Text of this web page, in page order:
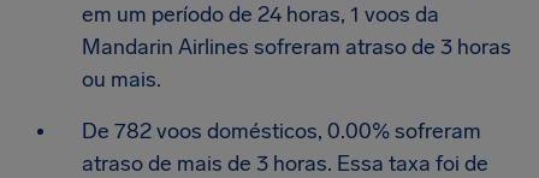
em um período de 24 horas, 1 voos da
Mandarin Airlines sofreram atraso de 3 horas
ou mais.
De 782 voos domésticos, 0.00% sofreram
atraso de mais de 3 horas. Essa taxa foi de